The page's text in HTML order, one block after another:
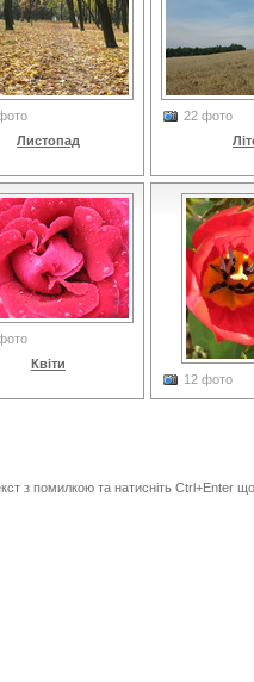
Листопад
22 фото
Квіти
12 фото
з помилкою та натисніть Ctrl+Enter